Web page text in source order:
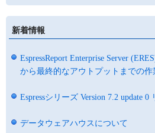
新着情報
EspressReport Enterprise Server
から最終的なアウトプットまでの作
Espressシリーズ Version 7.2 update 0
データウェアハウスについて